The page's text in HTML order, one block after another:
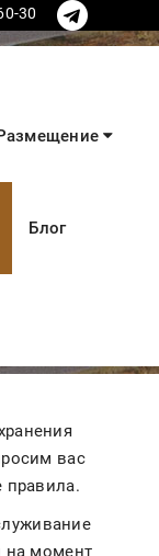
30
Блог
и
вас
правила.
на момент